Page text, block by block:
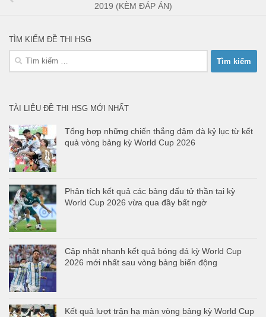
2019 (KÈM ĐÁP ÁN)
TÌM KIẾM ĐỀ THI HSG
Tìm
kiếm
TÀI LIỆU ĐỀ THI HSG MỚI NHẤT
Tổng hợp những chiến thắng đậm đà kỷ lục từ kết
quả vòng bảng kỳ World Cup 2026
Phân tích kết quả các bảng đấu tử thần tại kỳ
World Cup 2026 vừa qua đầy bất ngờ
Cập nhật nhanh kết quả bóng đá kỳ World Cup
2026 mới nhất sau vòng bảng biến động
Kết quả lượt trận hạ màn vòng bảng kỳ World Cup